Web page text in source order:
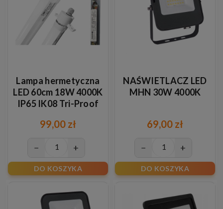
Lampa hermetyczna
LED 60cm 18W 4000K
IP65 IK08 Tri-Proof
99,00 zł
− +
DO KOSZYKA
NAŚWIETLACZ LED
MHN 30W 4000K
69,00 zł
− +
DO KOSZYKA